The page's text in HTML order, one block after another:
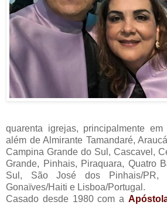
quarenta igrejas, principalmente
além de Almirante Tamandaré,
Campina Grande do Sul, Cascavel,
Grande, Pinhais, Piraquara, Quatro
Sul, São José dos Pinhais/PR,
Gonaïves/Haiti e Lisboa/Portugal.
Casado desde 1980 com a